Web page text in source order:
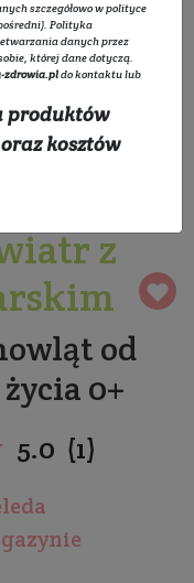
dla
na
z
od
0+
5.0 (1)
szczegółowo wpolityce
Polityka
danych przez
której dane dotyczą.
zdrowia.pldo kontaktu lub
produktów
kosztów